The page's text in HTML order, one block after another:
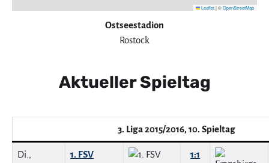
Leaflet|©OpenStreetMap
Ostseestadion
Rostock
Aktueller Spieltag
3. Liga 2015/2016, 10. Spieltag
Di.,
1. FSV
1:1